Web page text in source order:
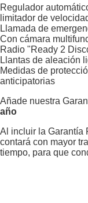
Regulador
limitador de
Llamada de
Con cámara
Radio "Ready 2
Llantas de aleación
Medidas de
anticipatorias
Añade nuestra
año
Al incluir la Garantía
contará con mayor
tiempo, para que